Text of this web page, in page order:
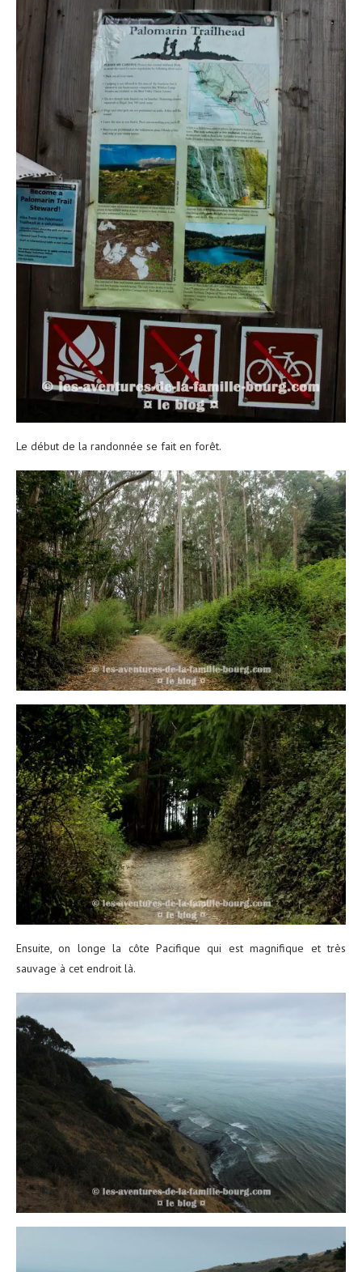
Le début de la randonnée se fait en forêt.
Ensuite, on longe la côte Pacifique qui est magnifique et très
sauvage à cet endroit là.